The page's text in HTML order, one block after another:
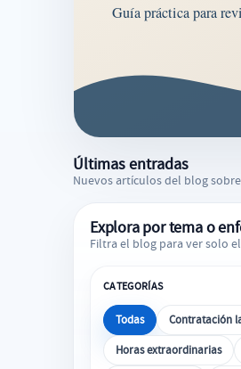
Últimas entradas
Nuevos artículos del blog
Explora por tema o
Filtra el blog para ver solo
CATEGORÍAS
Todas Contratación
Horas extraordinarias